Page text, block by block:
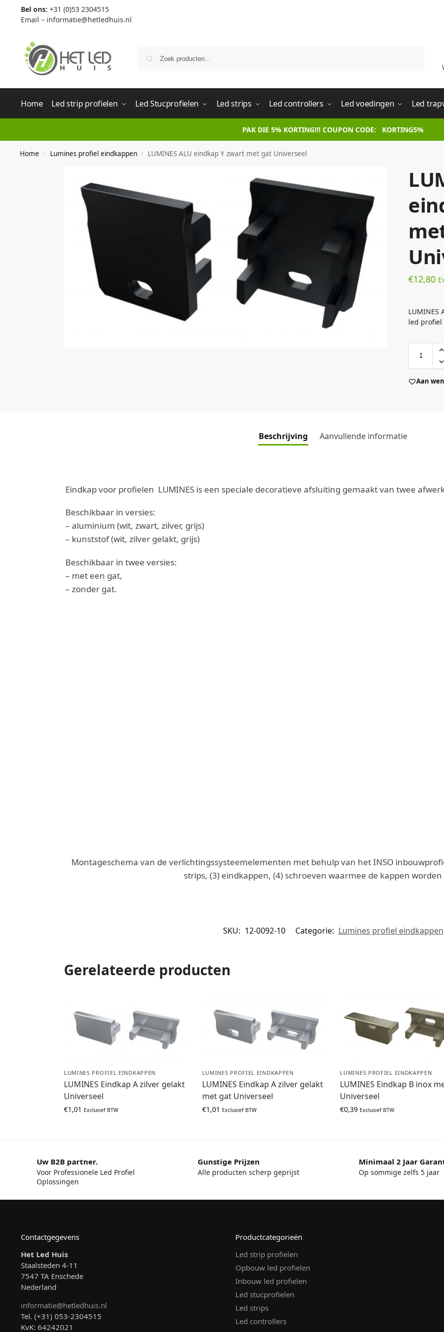
Bel ons: +31 (0)53 2304515
Email – informatie@hetledhuis.nl
Home Led strip profielen Led Stucprofielen Led strips Led controllers Led voedingen Led
PAK DIE 5% KORTING!!! COUPON CODE: KORTING5%
Home / Lumines profiel eindkappen / LUMINES ALU eindkap Y zwart met gat Universeel
€12,80
LUMINES
led profiel
Aan
Beschrijving Aanvullende informatie
Eindkap voor profielen LUMINES is een speciale decoratieve afsluiting gemaakt van twee
Beschikbaar in versies:
– aluminium (wit, zwart, zilver, grijs)
– kunststof (wit, zilver gelakt, grijs)
Beschikbaar in twee versies:
– met een gat,
– zonder gat.
Montageschema van de verlichtingssysteemelementen met behulp van het INSO
strips, (3) eindkappen, (4) schroeven waarmee de kappen
SKU: 12-0092-10 Categorie: Lumines profiel eindkappen
Gerelateerde producten
LUMINES PROFIEL EINDKAPPEN
LUMINES Eindkap A zilver gelakt
Universeel
€1,01 Exclusief BTW
LUMINES PROFIEL EINDKAPPEN
LUMINES Eindkap A zilver gelakt
met gat Universeel
€1,01 Exclusief BTW
LUMINES PROFIEL EINDKAPPEN
LUMINES Eindkap B inox
Universeel
€0,39 Exclusief BTW
Uw B2B partner.
Voor Professionele Led Profiel
Oplossingen
Gunstige Prijzen
Alle producten scherp geprijst
Minimaal 2 Jaar
Op sommige zelfs 5 jaar
Contactgegevens
Het Led Huis
Staalsteden 4-11
7547 TA Enschede
Nederland
informatie@hetledhuis.nl
Tel. (+31) 053-2304515
KvK: 64242021
Productcategorieën
Led strip profielen
Opbouw led profielen
Inbouw led profielen
Led stucprofielen
Led strips
Led controllers